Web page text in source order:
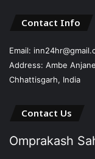
Contact Info
Email:
Address: Ambe
Chhattisgarh, India
Contact Us
Omprakash